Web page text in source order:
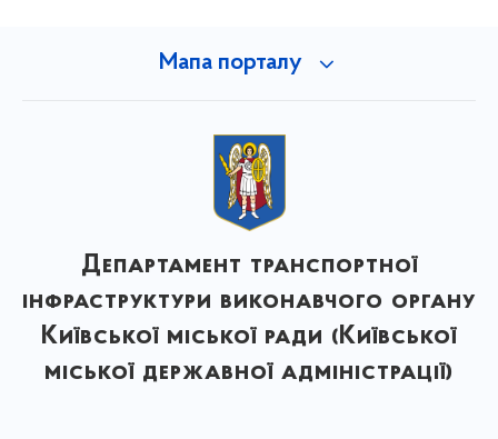
Мапа порталу
Департамент транспортної
інфраструктури виконавчого органу
Київської міської ради (Київської
міської державної адміністрації)